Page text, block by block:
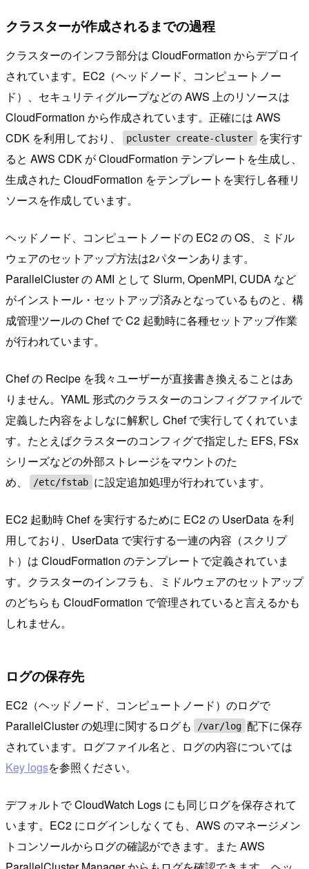
クラスターが作成されるまでの過程
クラスターのインフラ部分は CloudFormation からデプロイ
されています。EC2（ヘッドノード、コンピュートノー
ド）、セキュリティグループなどの AWS 上のリソースは
CloudFormation から作成されています。正確には AWS
CDK を利用しており、
pcluster create-cluster
を実行す
ると AWS CDK が CloudFormation テンプレートを生成し、
生成された CloudFormation をテンプレートを実行し各種リ
ソースを作成しています。
ヘッドノード、コンピュートノードの EC2 の OS、ミドル
ウェアのセットアップ方法は2パターンあります。
ParallelCluster の AMI として Slurm, OpenMPI, CUDA など
がインストール・セットアップ済みとなっているものと、構
成管理ツールの Chef で C2 起動時に各種セットアップ作業
が行われています。
Chef の Recipe を我々ユーザーが直接書き換えることはあ
りません。YAML 形式のクラスターのコンフィグファイルで
定義した内容をよしなに解釈し Chef で実行してくれていま
す。たとえばクラスターのコンフィグで指定した EFS, FSx
シリーズなどの外部ストレージをマウントのた
め、
/etc/fstab に設定追加処理が行われています。
EC2 起動時 Chef を実行するために EC2 の UserData を利
用しており、UserData で実行する一連の内容（スクリプ
ト）は CloudFormation のテンプレートで定義されていま
す。クラスターのインフラも、ミドルウェアのセットアップ
のどちらも CloudFormation で管理されていると言えるかも
しれません。
ログの保存先
EC2（ヘッドノード、コンピュートノード）のログで
ParallelCluster の処理に関するログも
/var/log 配下に保存
されています。ログファイル名と、ログの内容については
Key logsを参照ください。
デフォルトで CloudWatch Logs にも同じログを保存されて
います。EC2 にログインしなくても、AWS のマネージメン
トコンソールからログの確認ができます。また AWS